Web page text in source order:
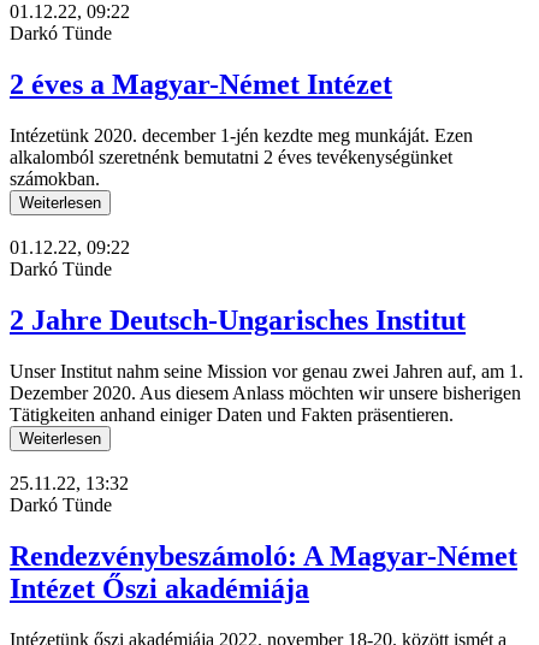
01.12.22, 09:22
Darkó Tünde
2 éves a Magyar-Német Intézet
Intézetünk 2020. december 1-jén kezdte meg munkáját. Ezen
alkalomból szeretnénk bemutatni 2 éves tevékenységünket
számokban.
Weiterlesen
01.12.22, 09:22
Darkó Tünde
2 Jahre Deutsch-Ungarisches Institut
Unser Institut nahm seine Mission vor genau zwei Jahren auf, am 1.
Dezember 2020. Aus diesem Anlass möchten wir unsere bisherigen
Tätigkeiten anhand einiger Daten und Fakten präsentieren.
Weiterlesen
25.11.22, 13:32
Darkó Tünde
Rendezvénybeszámoló: A Magyar-Német
Intézet Őszi akadémiája
Intézetünk őszi akadémiája 2022. november 18-20. között ismét a